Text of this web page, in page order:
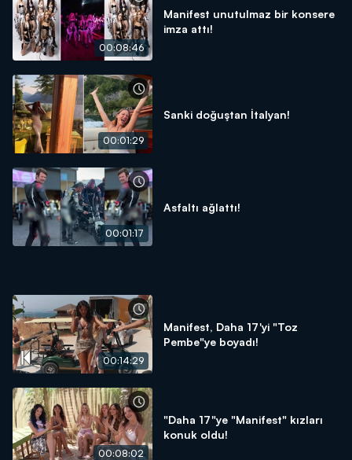
00:08:46
Manifest unutulmaz bir konsere
imza attı!
00:01:29
Sanki doğuştan İtalyan!
00:01:17
Asfaltı ağlattı!
00:14:29
Manifest, Daha 17'yi "Toz
Pembe"ye boyadı!
00:08:02
"Daha 17"ye "Manifest" kızları
konuk oldu!